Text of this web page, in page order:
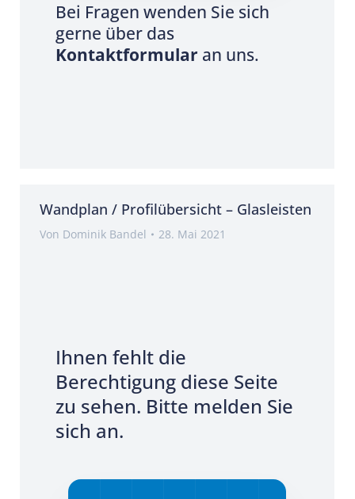
Bei Fragen wenden Sie sich
gerne über das
Kontaktformular an uns.
Wandplan / Profilübersicht – Glasleisten
Von Dominik Bandel 28. Mai 2021
Ihnen fehlt die
Berechtigung diese Seite
zu sehen. Bitte melden Sie
sich an.